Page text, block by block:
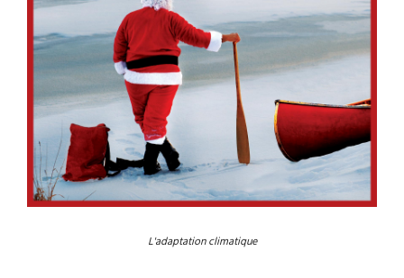
L'adaptation climatique